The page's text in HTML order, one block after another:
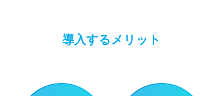
導入するメリット